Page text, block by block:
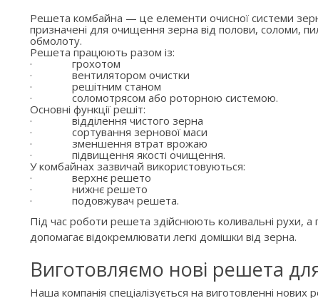
Решета комбайна — це елементи очисної системи
призначені для очищення зерна від полови, соломи,
обмолоту.
Решета працюють разом із:
·
грохотом
·
вентилятором очистки
·
решітним станом
·
соломотрясом або роторною системою.
Основні функції решіт:
·
відділення чистого зерна
·
сортування зернової маси
·
зменшення втрат врожаю
·
підвищення якості очищення.
У комбайнах зазвичай використовуються:
·
верхнє решето
·
нижнє решето
·
подовжувач решета.
Під час роботи решета здійснюють коливальні рухи, а
допомагає відокремлювати легкі домішки від зерна.
Виготовляємо нові решета
Наша компанія спеціалізується на виготовленні